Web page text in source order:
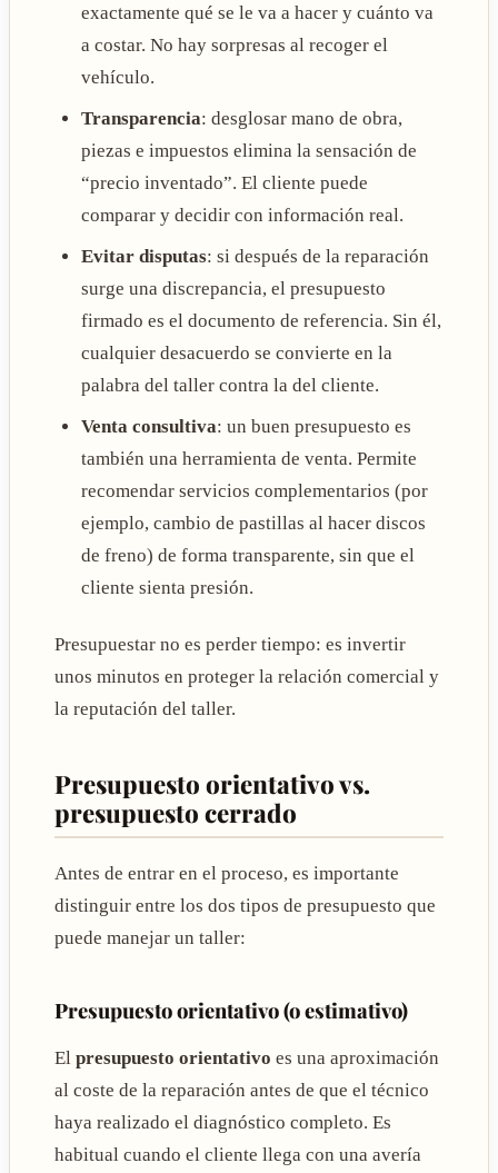
exactamente qué se le va a hacer y cuánto va
a costar. No hay sorpresas al recoger el
vehículo.
Transparencia: desglosar mano de obra,
piezas e impuestos elimina la sensación de
“precio inventado”. El cliente puede
comparar y decidir con información real.
Evitar disputas: si después de la reparación
surge una discrepancia, el presupuesto
firmado es el documento de referencia. Sin él,
cualquier desacuerdo se convierte en la
palabra del taller contra la del cliente.
Venta consultiva: un buen presupuesto es
también una herramienta de venta. Permite
recomendar servicios complementarios (por
ejemplo, cambio de pastillas al hacer discos
de freno) de forma transparente, sin que el
cliente sienta presión.
Presupuestar no es perder tiempo: es invertir
unos minutos en proteger la relación comercial y
la reputación del taller.
Presupuesto orientativo vs.
presupuesto cerrado
Antes de entrar en el proceso, es importante
distinguir entre los dos tipos de presupuesto que
puede manejar un taller:
Presupuesto orientativo (o estimativo)
El presupuesto orientativo es una aproximación
al coste de la reparación antes de que el técnico
haya realizado el diagnóstico completo. Es
habitual cuando el cliente llega con una avería